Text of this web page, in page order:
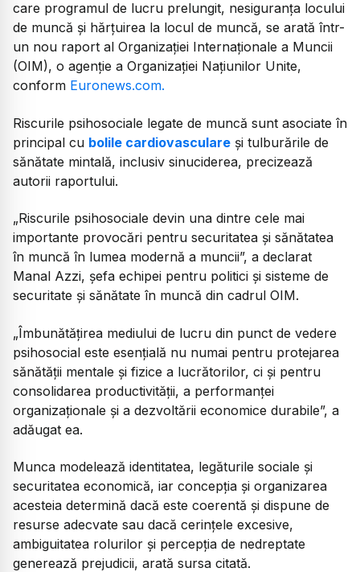
care programul de lucru prelungit, nesiguranța locului
de muncă și hărțuirea la locul de muncă, se arată într-
un nou raport al Organizației Internaționale a Muncii
(OIM), o agenție a Organizației Națiunilor Unite,
conform Euronews.com.
Riscurile psihosociale legate de muncă sunt asociate în
principal cu bolile cardiovasculare și tulburările de
sănătate mintală, inclusiv sinuciderea, precizează
autorii raportului.
„Riscurile psihosociale devin una dintre cele mai
importante provocări pentru securitatea și sănătatea
în muncă în lumea modernă a muncii”, a declarat
Manal Azzi, șefa echipei pentru politici și sisteme de
securitate și sănătate în muncă din cadrul OIM.
„Îmbunătățirea mediului de lucru din punct de vedere
psihosocial este esențială nu numai pentru protejarea
sănătății mentale și fizice a lucrătorilor, ci și pentru
consolidarea productivității, a performanței
organizaționale și a dezvoltării economice durabile”, a
adăugat ea.
Munca modelează identitatea, legăturile sociale și
securitatea economică, iar concepția și organizarea
acesteia determină dacă este coerentă și dispune de
resurse adecvate sau dacă cerințele excesive,
ambiguitatea rolurilor și percepția de nedreptate
generează prejudicii, arată sursa citată.